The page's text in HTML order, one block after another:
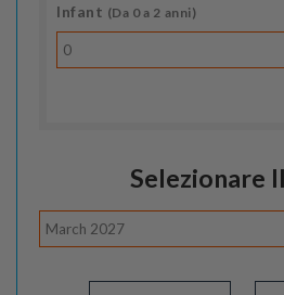
Infant (Da 0 a 2 anni)
0
Selezionare
March 2027